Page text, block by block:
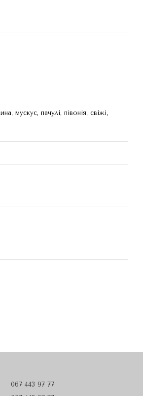
мускус, пачулі, півонія, свіжі,
067 443 97 77